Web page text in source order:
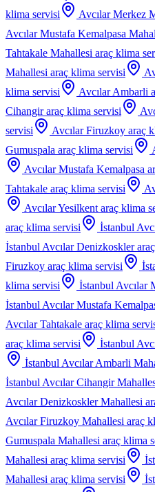
klima servisi
Avcılar Merkez
Avcılar Mustafa Kemalpasa
Tahtakale Mahallesi araç klima
Mahallesi araç klima servisi
klima servisi
Avcılar Ambarli
Cihangir araç klima servisi
servisi
Avcılar Firuzkoy araç
Gumuspala araç klima servisi
Avcılar Mustafa Kemalpasa
Tahtakale araç klima servisi
Avcılar Yesilkent araç klima
araç klima servisi
İstanbul
İstanbul Avcılar Denizkoskler
Firuzkoy araç klima servisi
klima servisi
İstanbul Avcılar
İstanbul Avcılar Mustafa
Avcılar Tahtakale araç klima
araç klima servisi
İstanbul
İstanbul Avcılar Ambarli
İstanbul Avcılar Cihangir
Avcılar Denizkoskler Mahallesi
Avcılar Firuzkoy Mahallesi araç
Gumuspala Mahallesi araç klima
Mahallesi araç klima servisi
Mahallesi araç klima servisi